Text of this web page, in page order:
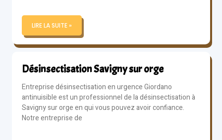
LIRE LA SUITE »
Désinsectisation Savigny sur orge
Entreprise désinsectisation en urgence Giordano
antinuisible est un professionnel de la désinsectisation à
Savigny sur orge en qui vous pouvez avoir confiance.
Notre entreprise de